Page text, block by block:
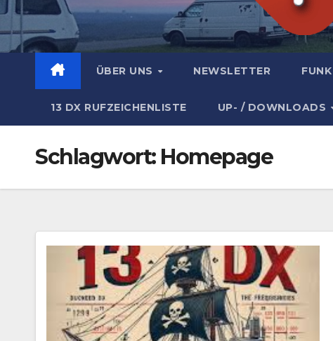
ÜBER UNS NEWSLETTER FUNK
13 DX RUFZEICHENLISTE UP- / DOWNLOADS
Schlagwort: Homepage